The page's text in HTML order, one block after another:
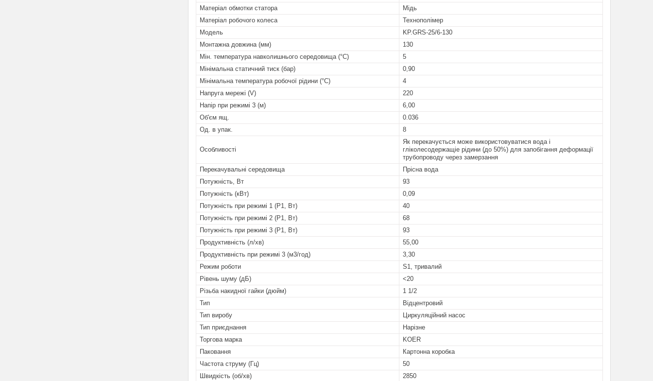
Матеріал обмотки статора
Мідь
Матеріал робочого колеса
Технополімер
Мoдель
KP.GRS-25/6-130
Монтажна довжина (мм)
130
Мін. температура навколишнього середовища (°C)
5
Мінімальна статичний тиск (бар)
0,90
Мінімальна температура робочої рідини (°C)
4
Напруга мережі (V)
220
Напір при режимі 3 (м)
6,00
Об'єм ящ.
0.036
Од. в упак.
8
Особливості
Як перекачується може використовуватися вода і
гліколесодержащіе рідини (до 50%) для запобігання деформації
трубопроводу через замерзання
Перекачувальні середовища
Прісна вода
Потужність, Вт
93
Потужність (кВт)
0,09
Потужність при режимі 1 (P1, Вт)
40
Потужність при режимі 2 (P1, Вт)
68
Потужність при режимі 3 (P1, Вт)
93
Продуктивність (л/хв)
55,00
Продуктивність при режимі 3 (м3/год)
3,30
Режим роботи
S1, тривалий
Рівень шуму (дБ)
<20
Різьба накидної гайки (дюйм)
1 1/2
Тип
Відцентровий
Тип виробу
Циркуляційний насос
Тип приєднання
Нарізне
Торгова марка
KOER
Паковання
Картонна коробка
Частота струму (Гц)
50
Швидкість (об/хв)
2850